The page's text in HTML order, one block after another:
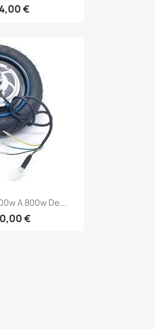
€
rápida
A 800w De...
€